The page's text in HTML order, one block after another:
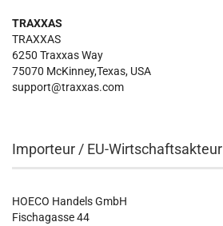
TRAXXAS
TRAXXAS
6250 Traxxas Way
75070 McKinney,Texas, USA
support@traxxas.com
Importeur / EU-Wirtschaftsakteur
HOECO Handels GmbH
Fischagasse 44